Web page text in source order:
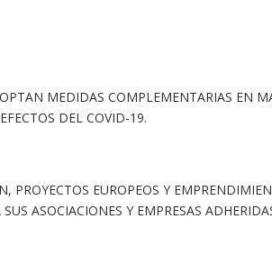
MEDIDAS COMPLEMENTARIAS EN
DEL COVID-19.
PROYECTOS EUROPEOS Y
ASOCIACIONES Y EMPRESAS